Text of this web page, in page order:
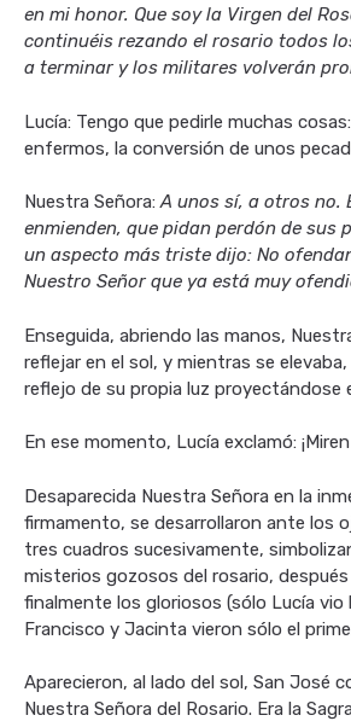
en mi honor. Que soy la Virgen del
continuéis rezando el rosario todos
a terminar y los militares volverán
Lucía: Tengo que pedirle muchas
enfermos, la conversión de unos
Nuestra Señora:A unos sí, a otros no.
enmienden, que pidan perdón de sus
un aspecto más triste dijo: No
Nuestro Señor que ya está muy
Enseguida, abriendo las manos,
reflejar en el sol, y mientras se
reflejo de su propia luz proyectándose
En ese momento, Lucía exclamó:
Desaparecida Nuestra Señora en la
firmamento, se desarrollaron ante los
tres cuadros sucesivamente,
misterios gozosos del rosario,
finalmente los gloriosos (sólo Lucía vio
Francisco y Jacinta vieron sólo el
Aparecieron, al lado del sol, San José
Nuestra Señora del Rosario. Era la